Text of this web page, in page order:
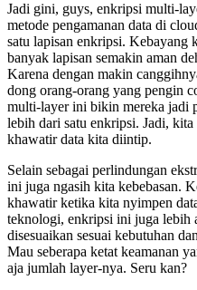
Jadi gini, guys, enkripsi multi-
metode pengamanan data di
satu lapisan enkripsi. Kebayang
banyak lapisan semakin aman
Karena dengan makin
dong orang-orang yang pengin
multi-layer ini bikin mereka jadi
lebih dari satu enkripsi. Jadi,
khawatir data kita diintip.
Selain sebagai perlindungan
ini juga ngasih kita kebebasan.
khawatir ketika kita nyimpen
teknologi, enkripsi ini juga lebih
disesuaikan sesuai kebutuhan
Mau seberapa ketat keamanan
aja jumlah layer-nya. Seru kan?